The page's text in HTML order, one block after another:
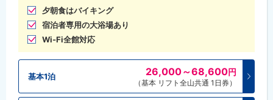
夕朝食はバイキング
宿泊者専用の大浴場あり
Wi-Fi全館対応
基本1泊 26,000～68,600円
（基本 リフト全山共通 1日券）